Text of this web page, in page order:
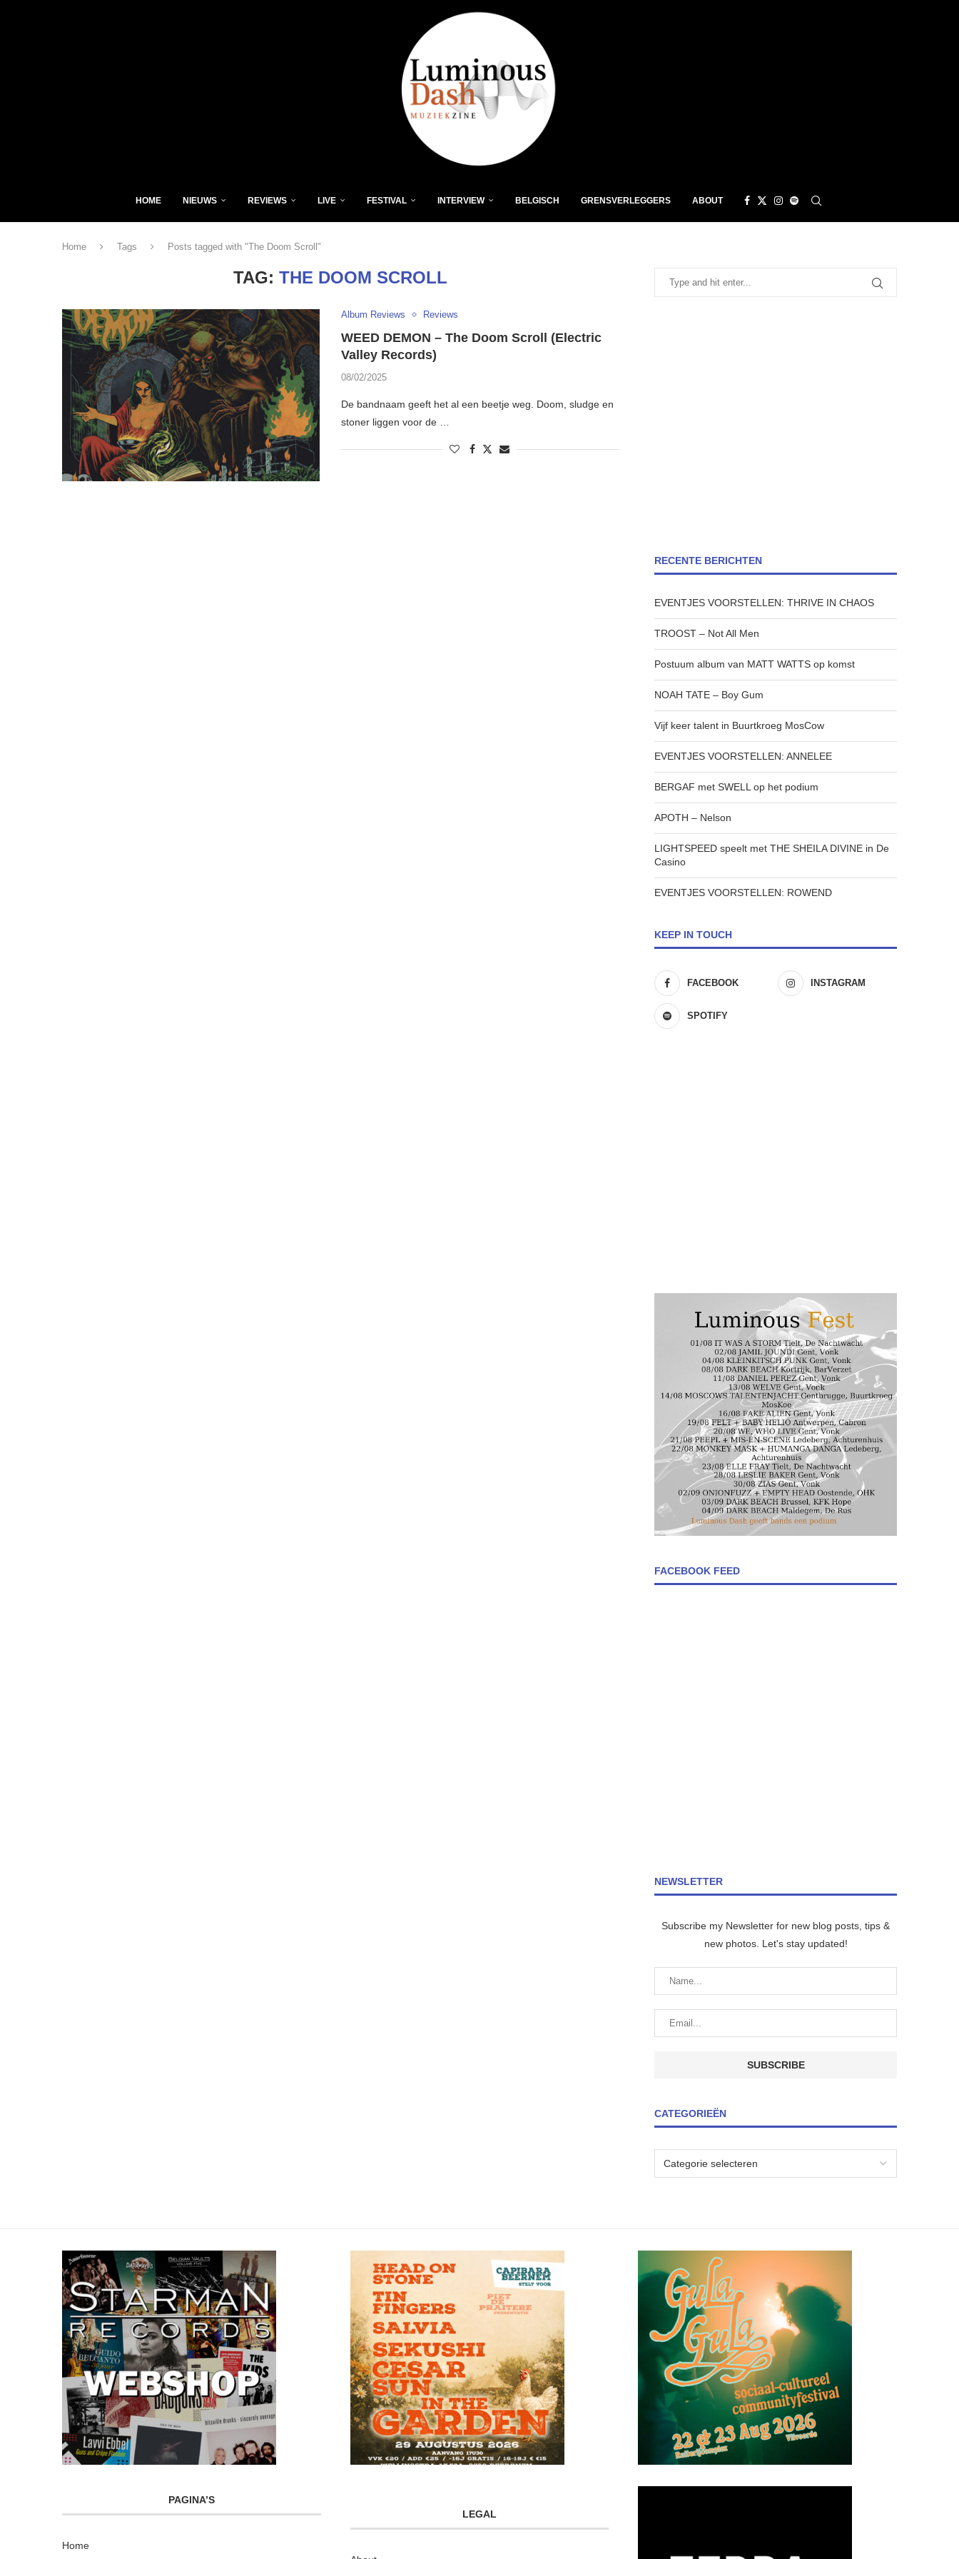
HOME NIEUWS REVIEWS LIVE FESTIVAL INTERVIEW BELGISCH GRENSVERLEGGERS ABOUT
Home Tags Posts tagged with "The Doom Scroll"
TAG: THE DOOM SCROLL
Album Reviews Reviews
WEED DEMON – The Doom Scroll (Electric
Valley Records)
08/02/2025
De bandnaam geeft het al een beetje weg. Doom, sludge en
stoner liggen voor de …
RECENTE BERICHTEN
EVENTJES VOORSTELLEN: THRIVE IN CHAOS
TROOST – Not All Men
Postuum album van MATT WATTS op komst
NOAH TATE – Boy Gum
Vijf keer talent in Buurtkroeg MosCow
EVENTJES VOORSTELLEN: ANNELEE
BERGAF met SWELL op het podium
APOTH – Nelson
LIGHTSPEED speelt met THE SHEILA DIVINE in De
Casino
EVENTJES VOORSTELLEN: ROWEND
KEEP IN TOUCH
FACEBOOK INSTAGRAM
SPOTIFY
FACEBOOK FEED
NEWSLETTER
Subscribe my Newsletter for new blog posts, tips &
new photos. Let's stay updated!
CATEGORIEËN
PAGINA’S
Home
LEGAL